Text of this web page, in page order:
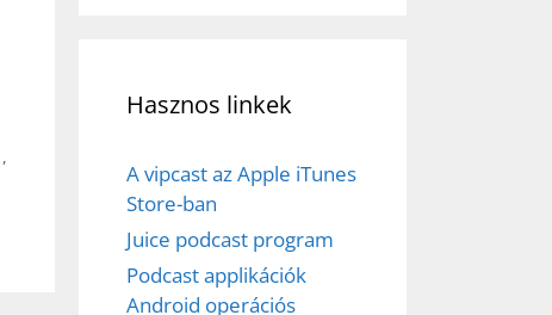
,
Hasznos linkek
A vipcast az Apple iTunes
Store-ban
Juice podcast program
Podcast applikációk
Android operációs